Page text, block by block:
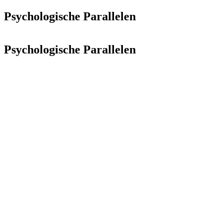
Psychologische Parallelen
Psychologische Parallelen